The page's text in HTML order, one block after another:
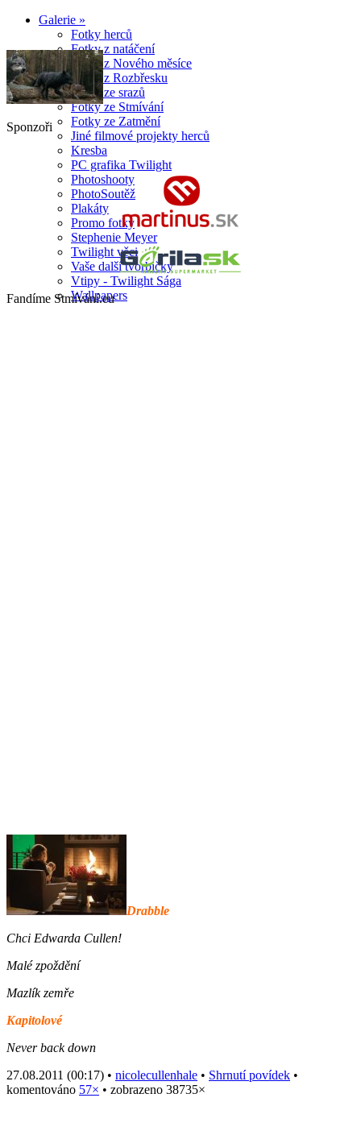
Galerie »
Fotky herců
Fotky z natáčení
Fotky z Nového měsíce
Fotky z Rozbřesku
Fotky ze srazů
Fotky ze Stmívání
Fotky ze Zatmění
Jiné filmové projekty herců
Kresba
PC grafika Twilight
Photoshooty
PhotoSoutěž
Plakáty
Promo fotky
Stephenie Meyer
Twilight věci
Vaše další tvorbičky
Vtipy - Twilight Sága
Wallpapers
Sponzoři
Fandíme Stmívání.eu
Drabble
Chci Edwarda Cullen!
Malé zpoždění
Mazlík zemře
Kapitolové
Never back down
27.08.2011 (00:17) • nicolecullenhale • Shrnutí povídek •
komentováno 57× • zobrazeno 38735×